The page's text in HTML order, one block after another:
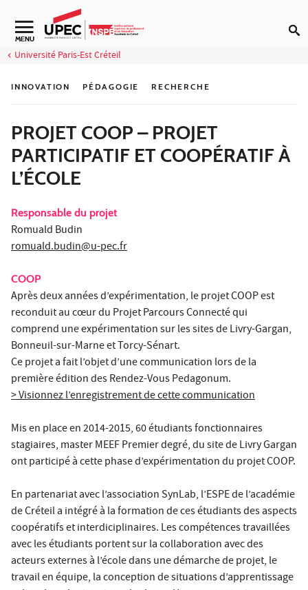
Aller au contenu
Navigation secondaire
MENU
Université Paris-Est Créteil
INNOVATION PÉDAGOGIE RECHERCHE
PROJET COOP – PROJET
PARTICIPATIF ET COOPÉRATIF À
L’ÉCOLE
Responsable du projet
Romuald Budin
romuald.budin@u-pec.fr
COOP
Après deux années d’expérimentation, le projet COOP est
reconduit au cœur du Projet Parcours Connecté qui
comprend une expérimentation sur les sites de Livry-Gargan,
Bonneuil-sur-Marne et Torcy-Sénart.
Ce projet a fait l’objet d’une communication lors de la
première édition des Rendez-Vous Pedagonum.
> Visionnez l’enregistrement de cette communication
Mis en place en 2014-2015, 60 étudiants fonctionnaires
stagiaires, master MEEF Premier degré, du site de Livry Gargan
ont participé à cette phase d’expérimentation du projet COOP.
En partenariat avec l’association SynLab, l’ESPE de l’académie
de Créteil a intégré à la formation de ces étudiants des aspects
coopératifs et interdiciplinaires. Les compétences travaillées
avec les étudiants portent sur la collaboration avec des
acteurs externes à l’école dans une démarche de projet, le
travail en équipe, la conception de situations d’apprentissage